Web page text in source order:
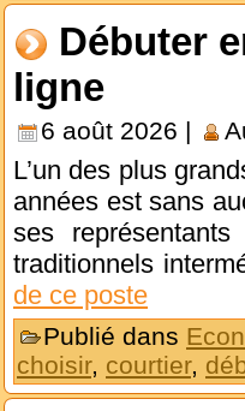
Débuter
ligne
6 août 2026 |
L’un des plus
années est sans
ses
traditionnels
de ce poste
Publié dans
choisir, courtier,